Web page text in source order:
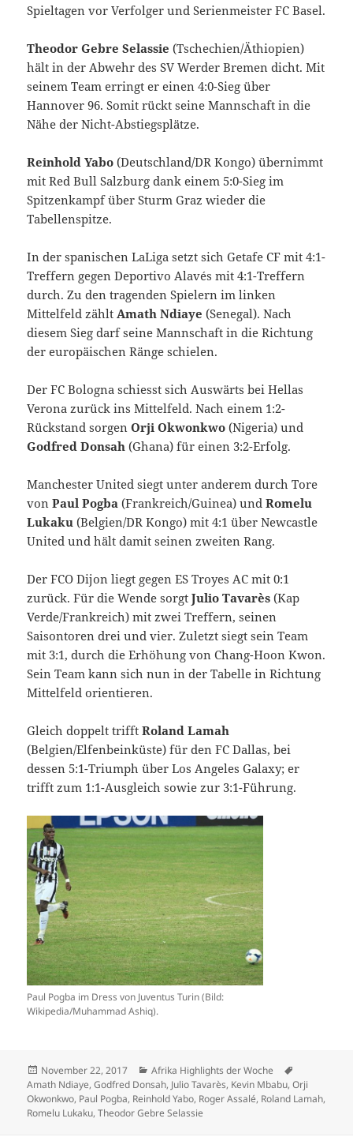
Spieltagen vor Verfolger und Serienmeister FC Basel.
Theodor Gebre Selassie (Tschechien/Äthiopien)
hält in der Abwehr des SV Werder Bremen dicht. Mit
seinem Team erringt er einen 4:0-Sieg über
Hannover 96. Somit rückt seine Mannschaft in die
Nähe der Nicht-Abstiegsplätze.
Reinhold Yabo (Deutschland/DR Kongo) übernimmt
mit Red Bull Salzburg dank einem 5:0-Sieg im
Spitzenkampf über Sturm Graz wieder die
Tabellenspitze.
In der spanischen LaLiga setzt sich Getafe CF mit 4:1-
Treffern gegen Deportivo Alavés mit 4:1-Treffern
durch. Zu den tragenden Spielern im linken
Mittelfeld zählt Amath Ndiaye (Senegal). Nach
diesem Sieg darf seine Mannschaft in die Richtung
der europäischen Ränge schielen.
Der FC Bologna schiesst sich Auswärts bei Hellas
Verona zurück ins Mittelfeld. Nach einem 1:2-
Rückstand sorgenOrji Okwonkwo (Nigeria) und
Godfred Donsah (Ghana) für einen 3:2-Erfolg.
Manchester United siegt unter anderem durch Tore
vonPaul Pogba (Frankreich/Guinea) undRomelu
Lukaku (Belgien/DR Kongo) mit 4:1 über Newcastle
United und hält damit seinen zweiten Rang.
Der FCO Dijon liegt gegen ES Troyes AC mit 0:1
zurück. Für die Wende sorgtJulio Tavarès (Kap
Verde/Frankreich) mit zwei Treffern, seinen
Saisontoren drei und vier. Zuletzt siegt sein Team
mit 3:1, durch die Erhöhung von Chang-Hoon Kwon.
Sein Team kann sich nun in der Tabelle in Richtung
Mittelfeld orientieren.
Gleich doppelt trifftRoland Lamah
(Belgien/Elfenbeinküste) für den FC Dallas, bei
dessen 5:1-Triumph über Los Angeles Galaxy; er
trifft zum 1:1-Ausgleich sowie zur 3:1-Führung.
Paul Pogba im Dress von Juventus Turin (Bild:
Wikipedia/Muhammad Ashiq).
Veröffentlicht
am
November 22, 2017 Kategorien
Afrika Highlights der Woche
Amath Ndiaye,Godfred Donsah, Julio Tavarès, Kevin Mbabu,Orji
Okwonkwo, Paul Pogba, Reinhold Yabo, Roger Assalé, Roland Lamah,
Romelu Lukaku,Theodor Gebre Selassie